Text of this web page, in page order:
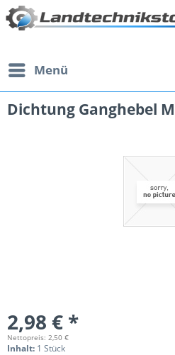
Menü
Dichtung Ganghebel
2,98 € *
Nettopreis: 2,50 €
Inhalt: 1 Stück